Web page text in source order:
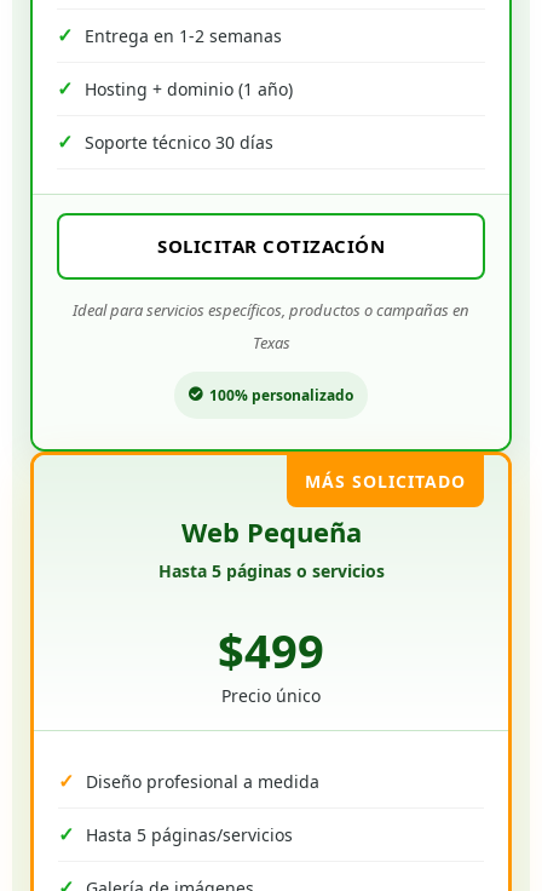
Entrega en 1-2 semanas
Hosting + dominio (1 año)
Soporte técnico 30 días
SOLICITAR COTIZACIÓN
Ideal para servicios específicos, productos o campañas en
Texas
100% personalizado
MÁS SOLICITADO
Web Pequeña
Hasta 5 páginas o servicios
$499
Precio único
Diseño profesional a medida
Hasta 5 páginas/servicios